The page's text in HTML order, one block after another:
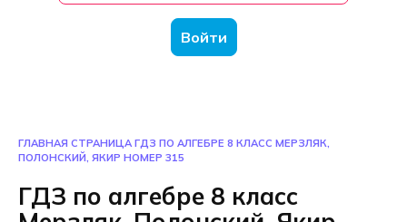
Войти
ГЛАВНАЯ СТРАНИЦА ГДЗ ПО АЛГЕБРЕ 8 КЛАСС МЕРЗЛЯК,
ПОЛОНСКИЙ, ЯКИР НОМЕР 315
ГДЗ по алгебре 8 класс